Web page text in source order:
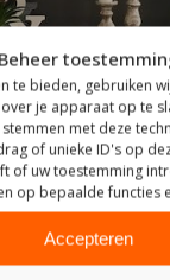
Beheer
te bieden, gebruiken
je apparaat op te
met deze
of unieke ID's op
of uw toestemming
op bepaalde functies
Accepteren